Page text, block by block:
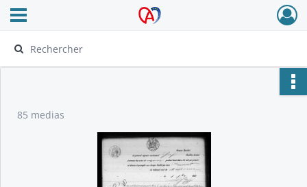
Archives Alsace - Colmar
Ouvrir le menu déroulant
85 medias